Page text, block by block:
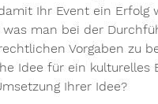
Ihr Event ein Erfolg
was man bei der
Vorgaben zu
Idee für ein kulturelles
Ihrer Idee?